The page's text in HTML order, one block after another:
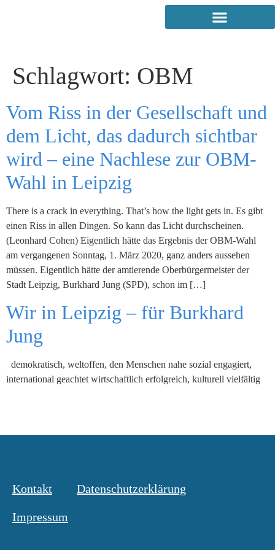
Schlagwort: OBM
Vom Riss in der Gesellschaft und
dem Licht, das dadurch sichtbar
wird – eine Nachlese zur OBM-
Wahl in Leipzig
There is a crack in everything. That’s how the light gets in. Es gibt
einen Riss in allen Dingen. So kann das Licht durchscheinen.
(Leonhard Cohen) Eigentlich hätte das Ergebnis der OBM-Wahl
am vergangenen Sonntag, 1. März 2020, ganz anders aussehen
müssen. Eigentlich hätte der amtierende Oberbürgermeister der
Stadt Leipzig, Burkhard Jung (SPD), schon im […]
Wir in Leipzig – für Burkhard
Jung
demokratisch, weltoffen, den Menschen nahe sozial engagiert,
international geachtet wirtschaftlich erfolgreich, kulturell vielfältig
Kontakt Datenschutzerklärung
Impressum